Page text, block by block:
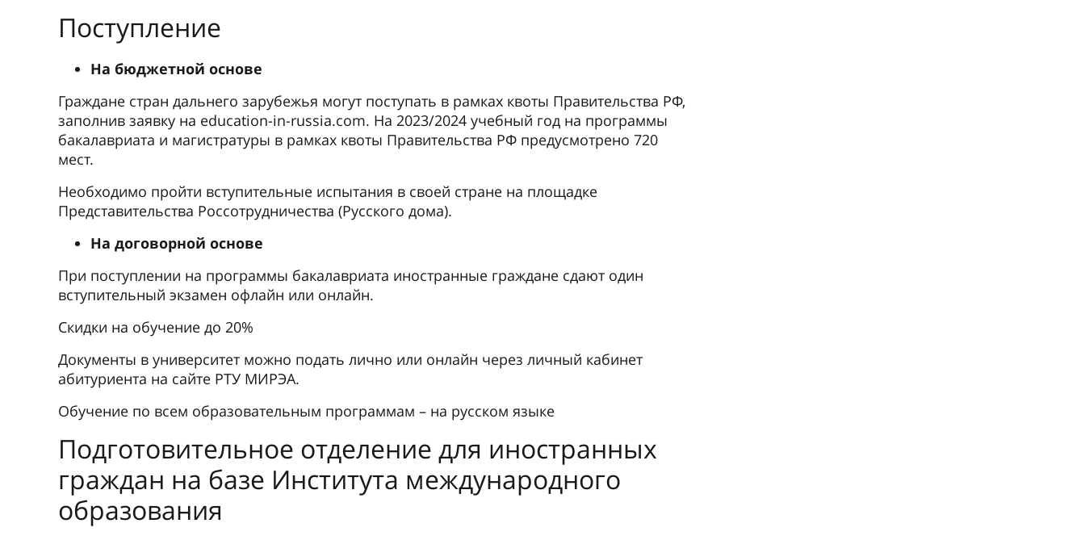
Поступление
На бюджетной основе
Граждане стран дальнего зарубежья могут поступать в рамках квоты Правительства РФ,
заполнив заявку на education-in-russia.com. На 2023/2024 учебный год на программы
бакалавриата и магистратуры в рамках квоты Правительства РФ предусмотрено 720
мест.
Необходимо пройти вступительные испытания в своей стране на площадке
Представительства Россотрудничества (Русского дома).
На договорной основе
При поступлении на программы бакалавриата иностранные граждане сдают один
вступительный экзамен офлайн или онлайн.
Скидки на обучение до 20%
Документы в университет можно подать лично или онлайн через личный кабинет
абитуриента на сайте РТУ МИРЭА.
Обучение по всем образовательным программам – на русском языке
Подготовительное отделение для иностранных
граждан на базе Института международного
образования